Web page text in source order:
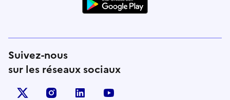
Suivez-nous
sur les réseaux sociaux
X (anciennement Twitter)
instagramlinkedin